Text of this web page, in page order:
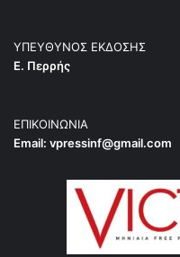
ΥΠΕΥΘΥΝΟΣ ΕΚΔΟΣΗΣ
Ε. Περρής
ΕΠΙΚΟΙΝΩΝΙΑ
Email: vpressinf@gmail.com